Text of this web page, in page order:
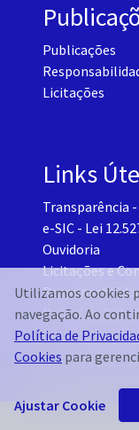
Publicações
Licitações
Links
Transparência -
e-SIC - Lei
Ouvidoria
Licitações e
Portal do TCM-
Governo
Utilizamos cookies
navegação. Ao
Política de
Cookies para
Ajustar Cookie